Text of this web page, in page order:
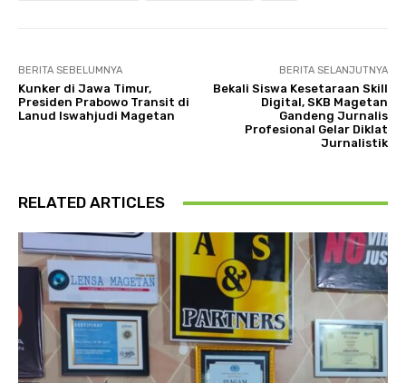
BERITA SEBELUMNYA
Kunker di Jawa Timur,
Presiden Prabowo Transit di
Lanud Iswahjudi Magetan
BERITA SELANJUTNYA
Bekali Siswa Kesetaraan Skill
Digital, SKB Magetan
Gandeng Jurnalis
Profesional Gelar Diklat
Jurnalistik
RELATED ARTICLES